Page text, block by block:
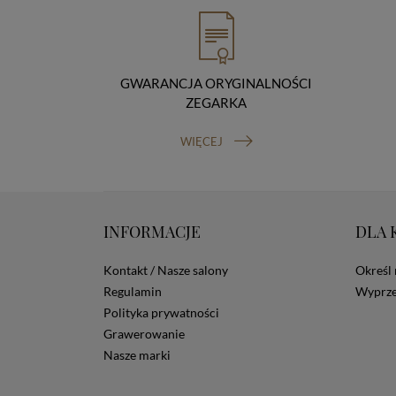
GWARANCJA ORYGINALNOŚCI
ZEGARKA
WIĘCEJ
INFORMACJE
Kontakt / Nasze salony
Regulamin
Polityka prywatności
Grawerowanie
Nasze marki
DLA
Określ